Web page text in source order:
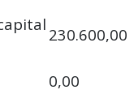
230.600,00
0,00